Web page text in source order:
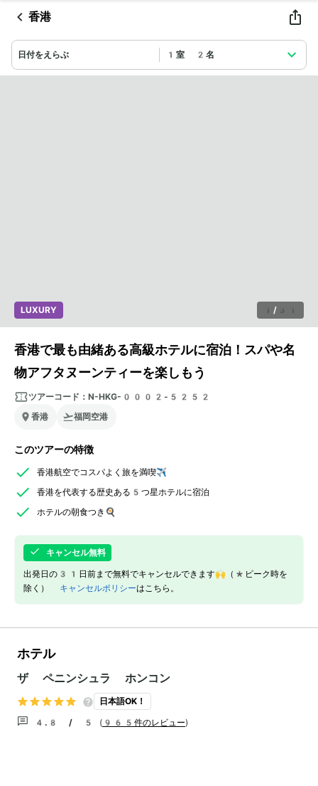
香港
日付をえらぶ 1室 2名
1 / 31
LUXURY
香港で最も由緒ある高級ホテルに宿泊！スパや名
物アフタヌーンティーを楽しもう
ツアーコード： N-HKG-0002-5252
香港
福岡空港
このツアーの特徴
香港航空でコスパよく旅を満喫✈
香港を代表する歴史ある5つ星ホテルに宿泊
ホテルの朝食つき🍳
キャンセル無料
出発日の31日前まで無料でキャンセルできます🙌（*ピーク時を
除く） キャンセルポリシーはこちら。
ホテル
ザ ペニンシュラ ホンコン
日本語OK！
4.8 / 5 ( 965件のレビュー)